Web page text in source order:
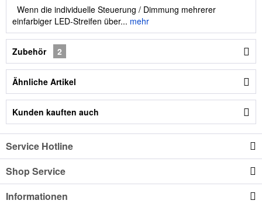
Wenn die individuelle Steuerung / Dimmung mehrerer
einfarbiger LED-Streifen über... mehr
Zubehör 2
Ähnliche Artikel
Kunden kauften auch
Service Hotline
Shop Service
Informationen